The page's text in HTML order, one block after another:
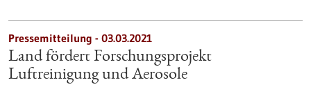
Pressemitteilung - 03.03.2021
Land fördert Forschungsprojekt
Luftreinigung und Aerosole